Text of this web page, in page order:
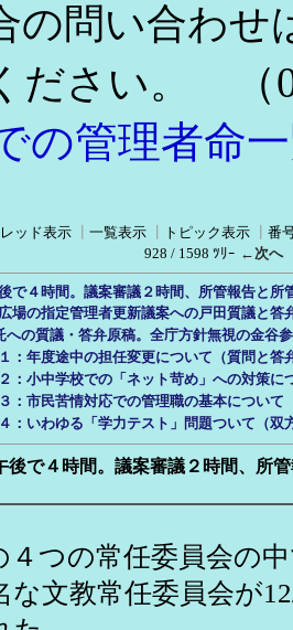
の問い合わせ
ださい。
（
の管理者命
ッド表示 一覧表示 トピック表示
番
928 / 1598 ﾂﾘｰ ←次へ
で４時間。議案審議２時間、所管報告と所
場の指定管理者更新議案への戸田質議と答
への質議・答弁原稿。全庁方針無視の金谷
：年度途中の担任変更について（質問と答
：小中学校での「ネット苛め」への対策に
：市民苦情対応での管理職の基本について
：いわゆる「学力テスト」問題ついて（双
後で４時間。議案審議２時間、所
つの常任委員会の
な文教常任委員会が